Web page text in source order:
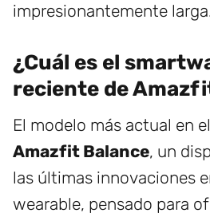
impresionantemente
¿Cuál es el
reciente de
El modelo más actual en
Amazfit Balance, un
las últimas innovaciones
wearable, pensado para